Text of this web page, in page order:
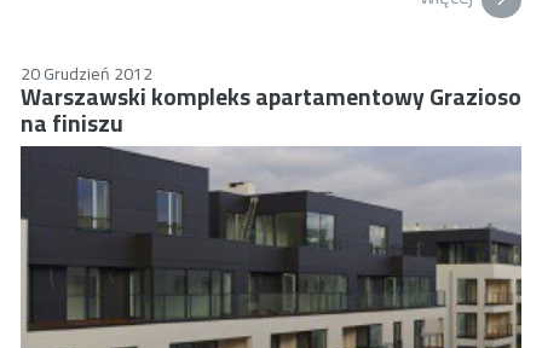
20 Grudzień 2012
Warszawski kompleks apartamentowy Grazioso
na finiszu